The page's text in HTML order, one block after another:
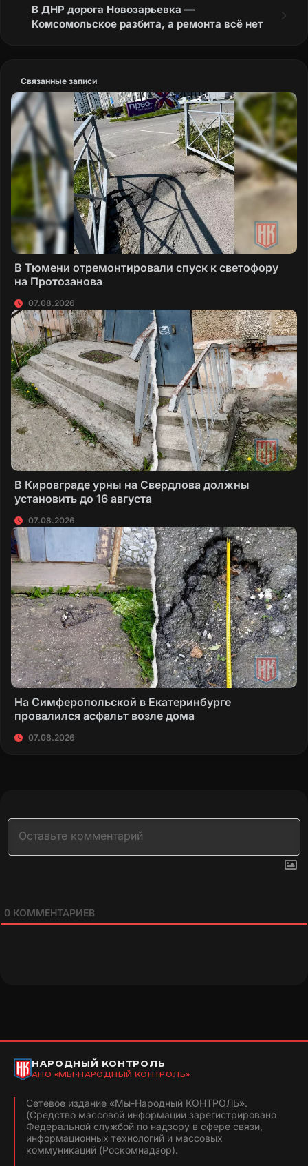
В ДНР дорога Новозарьевка —
Комсомольское разбита, а ремонта всё нет
Связанные записи
В Тюмени отремонтировали спуск к светофору
на Протозанова
07.08.2026
В Кировграде урны на Свердлова должны
установить до 16 августа
07.08.2026
На Симферопольской в Екатеринбурге
провалился асфальт возле дома
07.08.2026
0 КОММЕНТАРИЕВ
НАРОДНЫЙ КОНТРОЛЬ
АНО «МЫ-НАРОДНЫЙ КОНТРОЛЬ»
Сетевое издание «Мы-Народный КОНТРОЛЬ».
(Средство массовой информации зарегистрировано
Федеральной службой по надзору в сфере связи,
информационных технологий и массовых
коммуникаций (Роскомнадзор).